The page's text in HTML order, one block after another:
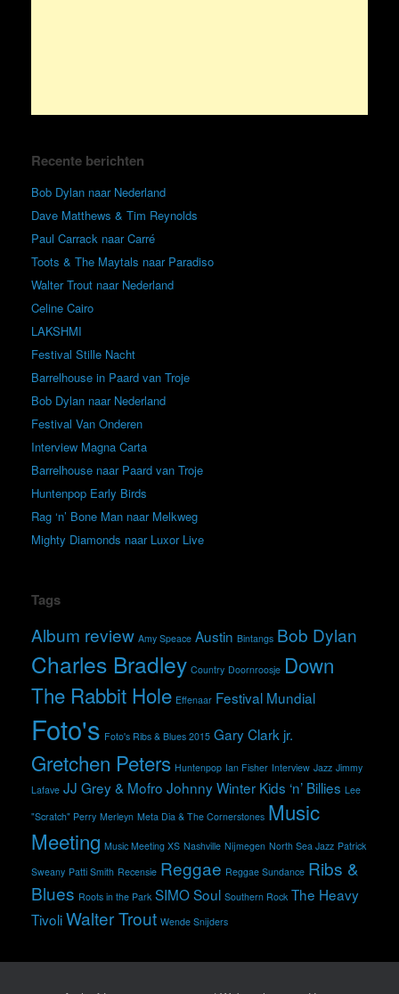
Recente berichten
Bob Dylan naar Nederland
Dave Matthews & Tim Reynolds
Paul Carrack naar Carré
Toots & The Maytals naar Paradiso
Walter Trout naar Nederland
Celine Cairo
LAKSHMI
Festival Stille Nacht
Barrelhouse in Paard van Troje
Bob Dylan naar Nederland
Festival Van Onderen
Interview Magna Carta
Barrelhouse naar Paard van Troje
Huntenpop Early Birds
Rag ‘n’ Bone Man naar Melkweg
Mighty Diamonds naar Luxor Live
Tags
Album review Amy Speace Austin Bintangs Bob Dylan
Charles Bradley Country Doornroosje Down
The Rabbit Hole Effenaar Festival Mundial
Foto's Foto's Ribs & Blues 2015 Gary Clark jr.
Gretchen Peters Huntenpop Ian Fisher Interview Jazz Jimmy
Lafave JJ Grey & Mofro Johnny Winter Kids ‘n’ Billies Lee
"Scratch" Perry Merleyn Meta Dia & The Cornerstones Music
Meeting Music Meeting XS Nashville Nijmegen North Sea Jazz Patrick
Sweany Patti Smith Recensie Reggae Reggae Sundance Ribs &
Blues Roots in the Park SIMOSoul Southern Rock The Heavy
TivoliWalter Trout Wende Snijders